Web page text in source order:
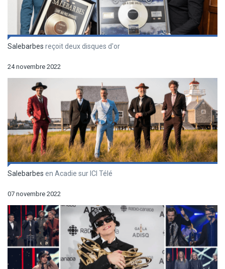
Salebarbes reçoit deux disques d'or
24 novembre 2022
Salebarbes en Acadie sur ICI Télé
07 novembre 2022